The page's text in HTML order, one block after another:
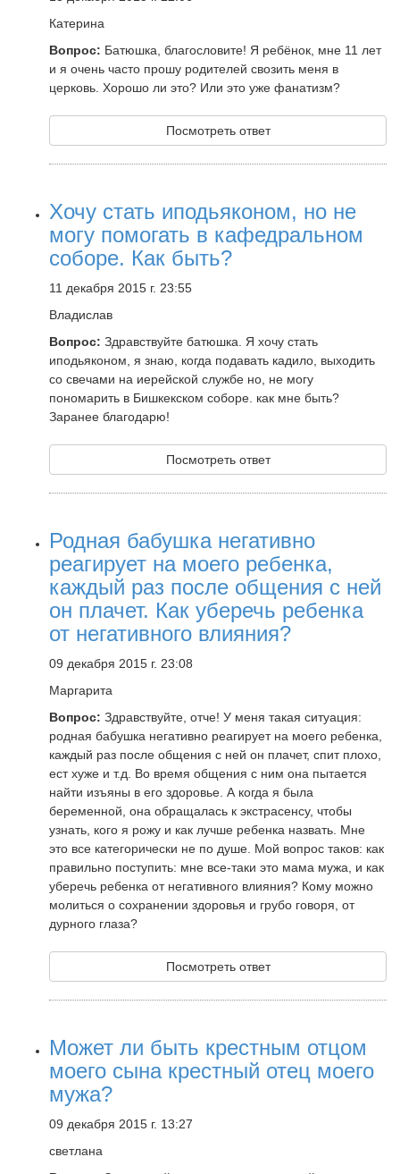
Катерина
Вопрос: Батюшка, благословите! Я ребёнок, мне 11 лет
и я очень часто прошу родителей свозить меня в
церковь. Хорошо ли это? Или это уже фанатизм?
Посмотреть ответ
Хочу стать иподьяконом, но не
могу помогать в кафедральном
соборе. Как быть?
11 декабря 2015 г. 23:55
Владислав
Вопрос: Здравствуйте батюшка. Я хочу стать
иподьяконом, я знаю, когда подавать кадило, выходить
со свечами на иерейской службе но, не могу
пономарить в Бишкекском соборе. как мне быть?
Заранее благодарю!
Посмотреть ответ
Родная бабушка негативно
реагирует на моего ребенка,
каждый раз после общения с ней
он плачет. Как уберечь ребенка
от негативного влияния?
09 декабря 2015 г. 23:08
Маргарита
Вопрос: Здравствуйте, отче! У меня такая ситуация:
родная бабушка негативно реагирует на моего ребенка,
каждый раз после общения с ней он плачет, спит плохо,
ест хуже и т.д. Во время общения с ним она пытается
найти изъяны в его здоровье. А когда я была
беременной, она обращалась к экстрасенсу, чтобы
узнать, кого я рожу и как лучше ребенка назвать. Мне
это все категорически не по душе. Мой вопрос таков: как
правильно поступить: мне все-таки это мама мужа, и как
уберечь ребенка от негативного влияния? Кому можно
молиться о сохранении здоровья и грубо говоря, от
дурного глаза?
Посмотреть ответ
Может ли быть крестным отцом
моего сына крестный отец моего
мужа?
09 декабря 2015 г. 13:27
светлана